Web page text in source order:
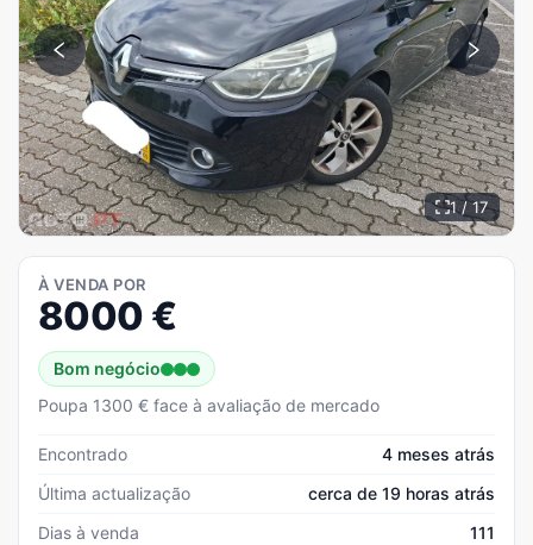
1 / 17
À VENDA POR
8000 €
Bom negócio
Poupa 1300 € face à avaliação de mercado
Encontrado
4 meses atrás
Última actualização
cerca de 19 horas atrás
Dias à venda
111